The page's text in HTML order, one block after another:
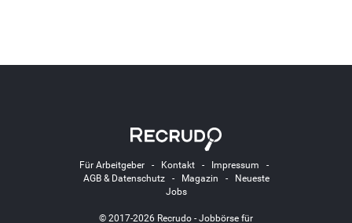
Für Arbeitgeber- Kontakt- Impressum -
AGB & Datenschutz- Magazin -
Neueste
Jobs
© 2017-2026 Recrudo - Jobbörse für